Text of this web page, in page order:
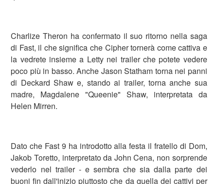
Charlize Theron ha confermato il suo ritorno nella saga
di Fast, il che significa che Cipher tornerà come cattiva e
la vedrete insieme a Letty nei trailer che potete vedere
poco più in basso. Anche Jason Statham torna nei panni
di Deckard Shaw e, stando ai trailer, torna anche sua
madre, Magdalene "Queenie" Shaw, interpretata da
Helen Mirren.
Dato che Fast 9 ha introdotto alla festa il fratello di Dom,
Jakob Toretto, interpretato da John Cena, non sorprende
vederlo nel trailer - e sembra che sia dalla parte dei
buoni fin dall'inizio piuttosto che da quella dei cattivi per